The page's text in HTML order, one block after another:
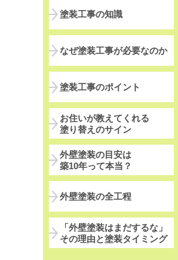
塗装工事の知識
なぜ塗装工事が必要なのか
塗装工事のポイント
お住いが教えてくれる
塗り替えのサイン
外壁塗装の目安は
築10年って本当？
外壁塗装の全工程
「外壁塗装はまだするな」
その理由と塗装タイミング